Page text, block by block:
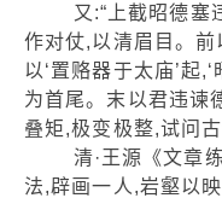
又:“上截昭德塞违
作对仗,以清眉目。前
以‘置赂器于太庙’起
为首尾。末以君违谏
叠矩,极变极整,试问
清·王源《文章练
法,辟画一人,岩壑以